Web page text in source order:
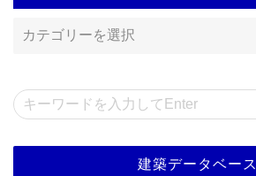
建築データベース